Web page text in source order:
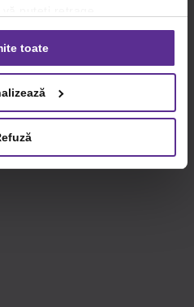
click pe linkul către
cookie.Detalii
toate